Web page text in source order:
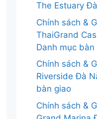
The Estuary
Chính sách &
ThaiGrand
Danh mục bàn
Chính sách &
Riverside Đà
bàn giao
Chính sách &